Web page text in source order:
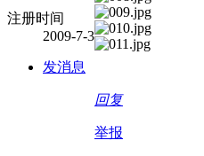
注册时间
2009-7-3
发消息
回复
举报